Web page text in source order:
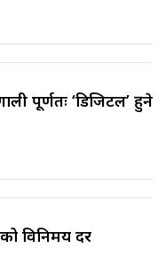
पूर्णतः ‘डिजिटल’ हुने
विनिमय दर